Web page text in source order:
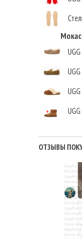
ОТЗЫВЫ